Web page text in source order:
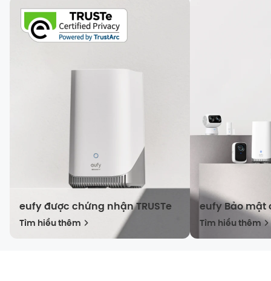
eufy được chứng nhận TRUSTe
Tìm hiểu thêm
eufy Bảo mật
Tìm hiểu thêm